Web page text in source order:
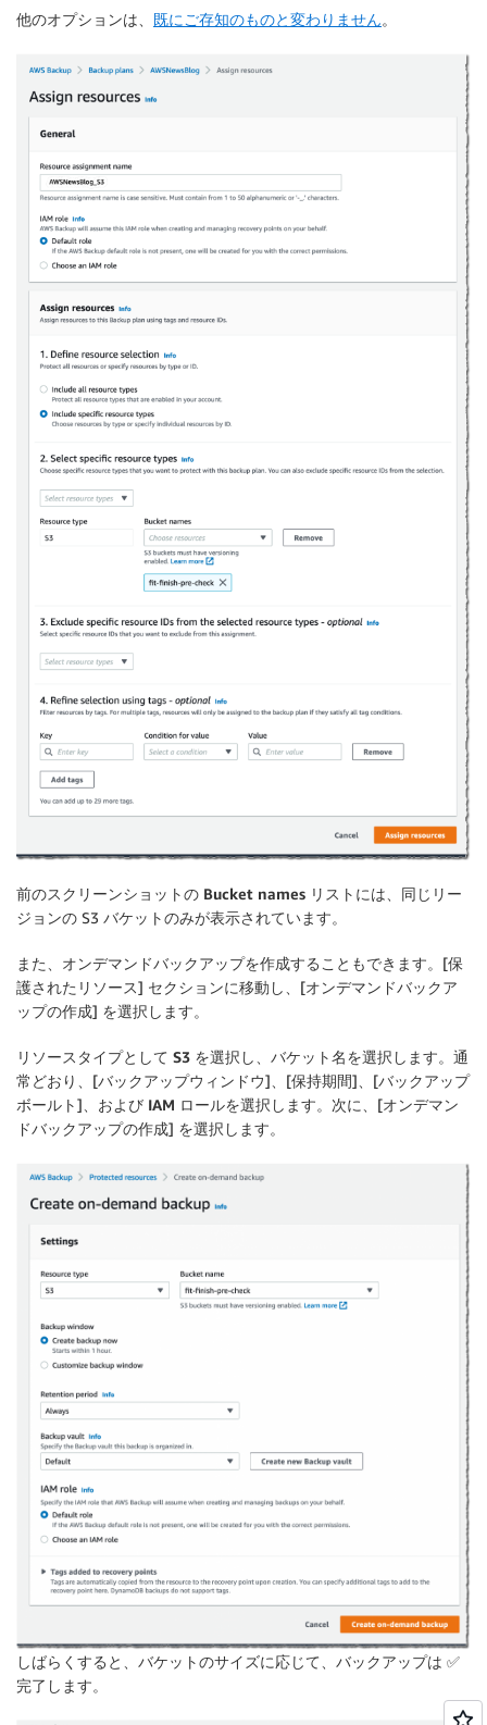
他のオプションは、 既にご存知のものと変わりません。
前のスクリーンショットの Bucket names リストには、同じリー
ジョンの S3 バケットのみが表示されています。
また、オンデマンドバックアップを作成することもできます。[保
護されたリソース] セクションに移動し、[オンデマンドバックア
ップの作成] を選択します。
リソースタイプとして S3 を選択し、 バケット名を選択します。通
常どおり、[バックアップウィンドウ]、[保持期間]、[バックアップ
ボールト]、および IAM ロールを選択します。次に、[オンデマン
ドバックアップの作成] を選択します。
しばらくすると、バケットのサイズに応じて、バックアップは ✅
完了します。